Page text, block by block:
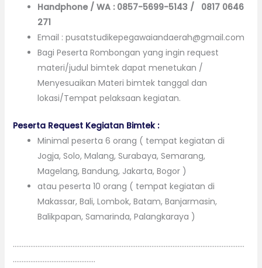
Handphone / WA : 0857-5699-5143 / 0817 0646
271
Email : pusatstudikepegawaiandaerah@gmail.com
Bagi Peserta Rombongan yang ingin request
materi/judul bimtek dapat menetukan /
Menyesuaikan Materi bimtek tanggal dan
lokasi/Tempat pelaksaan kegiatan.
Peserta Request Kegiatan Bimtek :
Minimal peserta 6 orang ( tempat kegiatan di
Jogja, Solo, Malang, Surabaya, Semarang,
Magelang, Bandung, Jakarta, Bogor )
atau peserta 10 orang ( tempat kegiatan di
Makassar, Bali, Lombok, Batam, Banjarmasin,
Balikpapan, Samarinda, Palangkaraya )
……………………………………………………………………………………………………………………
………………………………………..